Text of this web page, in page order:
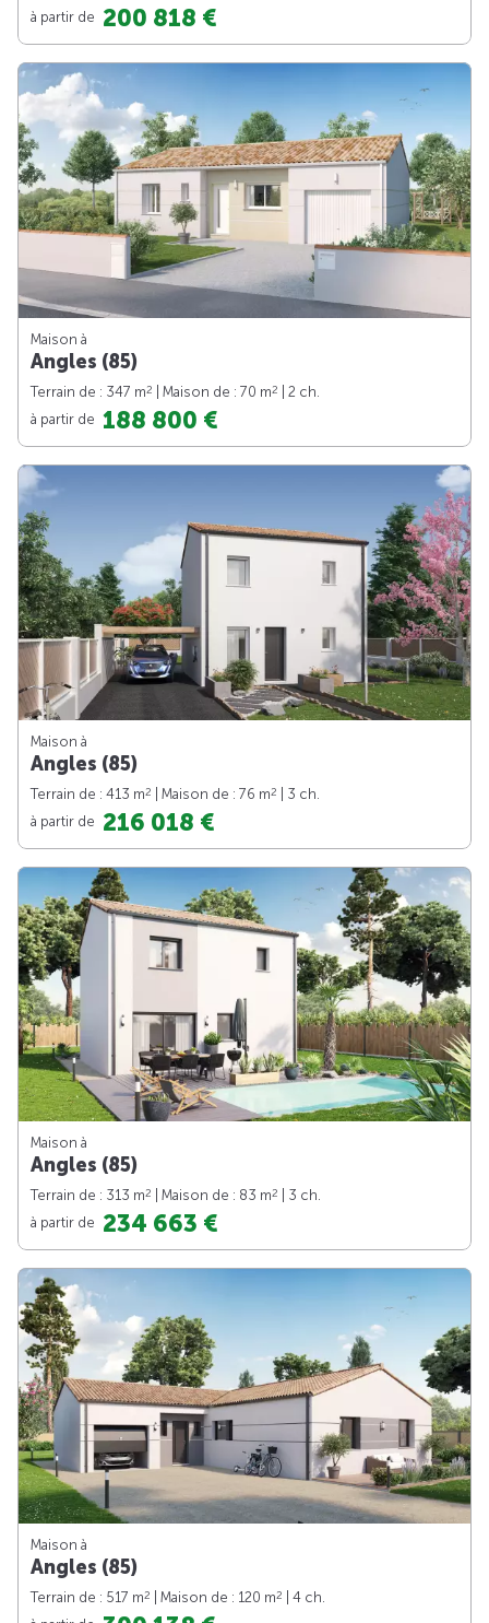
à partir de 200 818 €
Maison à
Angles (85)
Terrain de : 347 m2 | Maison de : 70 m2
| 2 ch.
à partir de 188 800 €
Maison à
Angles (85)
Terrain de : 413 m2 | Maison de : 76 m2
| 3 ch.
à partir de 216 018 €
Maison à
Angles (85)
Terrain de : 313 m2 | Maison de : 83 m2
| 3 ch.
à partir de 234 663 €
Maison à
Angles (85)
Terrain de : 517 m2 | Maison de : 120 m2
| 4 ch.